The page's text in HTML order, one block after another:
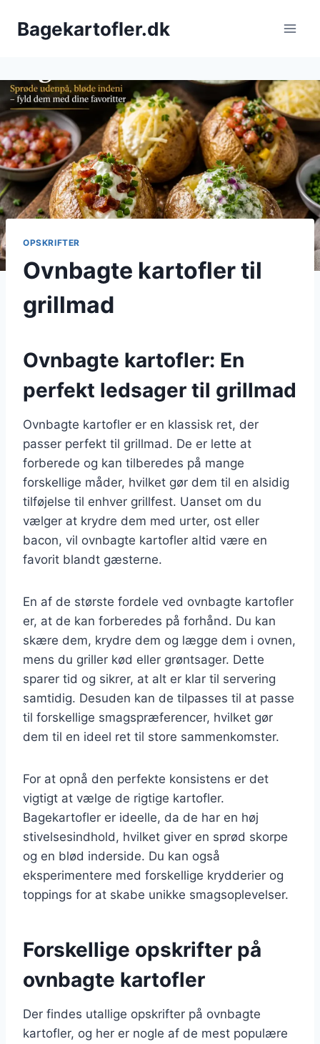
Bagekartofler.dk
OPSKRIFTER
Ovnbagte kartofler til
grillmad
Ovnbagte kartofler: En
perfekt ledsager til grillmad
Ovnbagte kartofler er en klassisk ret, der
passer perfekt til grillmad. De er lette at
forberede og kan tilberedes på mange
forskellige måder, hvilket gør dem til en alsidig
tilføjelse til enhver grillfest. Uanset om du
vælger at krydre dem med urter, ost eller
bacon, vil ovnbagte kartofler altid være en
favorit blandt gæsterne.
En af de største fordele ved ovnbagte kartofler
er, at de kan forberedes på forhånd. Du kan
skære dem, krydre dem og lægge dem i ovnen,
mens du griller kød eller grøntsager. Dette
sparer tid og sikrer, at alt er klar til servering
samtidig. Desuden kan de tilpasses til at passe
til forskellige smagspræferencer, hvilket gør
dem til en ideel ret til store sammenkomster.
For at opnå den perfekte konsistens er det
vigtigt at vælge de rigtige kartofler.
Bagekartofler er ideelle, da de har en høj
stivelsesindhold, hvilket giver en sprød skorpe
og en blød inderside. Du kan også
eksperimentere med forskellige krydderier og
toppings for at skabe unikke smagsoplevelser.
Forskellige opskrifter på
ovnbagte kartofler
Der findes utallige opskrifter på ovnbagte
kartofler, og her er nogle af de mest populære